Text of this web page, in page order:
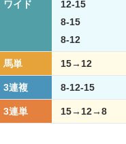
ワイド 12-15
8-15
8-12
馬単 15→12
3連複 8-12-15
3連単 15→12→8